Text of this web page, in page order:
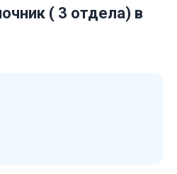
( 3 отдела) в